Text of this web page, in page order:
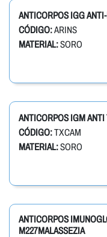
ANTICORPOS IGG
CÓDIGO:ARINS
MATERIAL:SORO
ANTICORPOS IGM
CÓDIGO:TXCAM
MATERIAL:SORO
ANTICORPOS
M227MALASSEZIA